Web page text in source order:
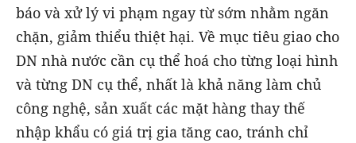
báo và xử lý vi phạm ngay từ sớm nhằm ngăn
chặn, giảm thiểu thiệt hại. Về mục tiêu giao cho
DN nhà nước cần cụ thể hoá cho từng loại hình
và từng DN cụ thể, nhất là khả năng làm chủ
công nghệ, sản xuất các mặt hàng thay thế
nhập khẩu có giá trị gia tăng cao, tránh chỉ